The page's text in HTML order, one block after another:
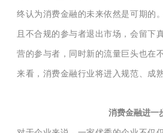
终认为消费金融的未来依然是可期的
且不合规的参与者退出市场，会留下
营的参与者，同时新的流量巨头也在
来看，消费金融行业将进入规范、成
消费金融进一